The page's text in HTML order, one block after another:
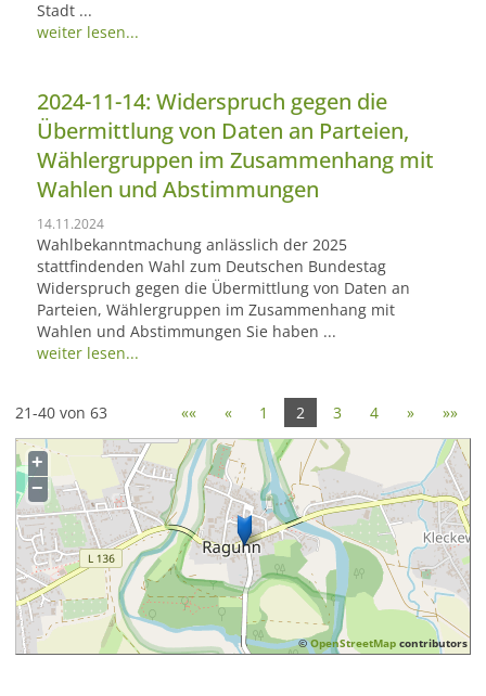
Stadt ...
weiter lesen...
2024-11-14: Widerspruch gegen die
Übermittlung von Daten an Parteien,
Wählergruppen im Zusammenhang mit
Wahlen und Abstimmungen
14.11.2024
Wahlbekanntmachung anlässlich der 2025
stattfindenden Wahl zum Deutschen Bundestag
Widerspruch gegen die Übermittlung von Daten an
Parteien, Wählergruppen im Zusammenhang mit
Wahlen und Abstimmungen Sie haben ...
weiter lesen...
21-40 von 63 «« « 1 2 3 4 » »»
+
−
©OpenStreetMap contributors